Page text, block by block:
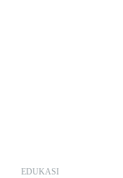
EDUKASI